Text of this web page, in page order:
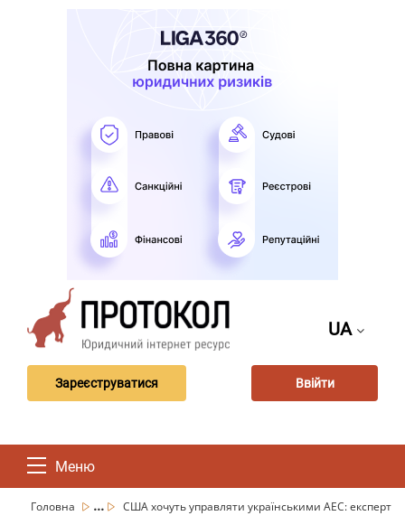
UA
Зареєструватися Ввійти
Меню
Головна ...
США хочуть управляти українськими АЕС: експерт